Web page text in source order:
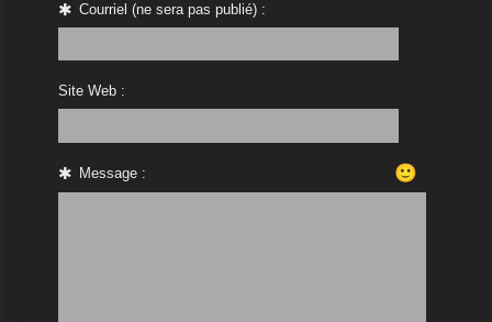
Courriel (ne sera pas publié) :
Site Web :
Message : 🙂